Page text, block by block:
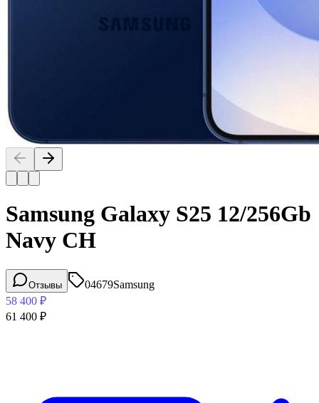
Samsung Galaxy S25 12/256Gb
Navy CH
Отзывы 04679Samsung
58 400 ₽
61 400 ₽